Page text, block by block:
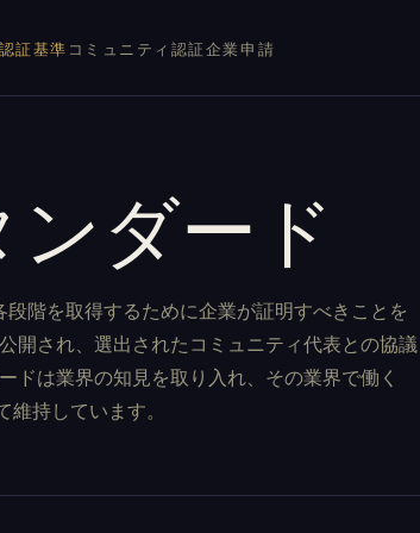
認証基準 コミュニティ 認証企業申請
ンダード
階を取得するために企業が証明すべきことを
開され、選出されたコミュニティ代表との協議
ドは業界の知見を取り入れ、その業界で働く
持しています。